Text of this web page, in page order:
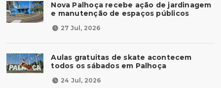
Nova Palhoça recebe ação de jardinagem
e manutenção de espaços públicos
27 Jul, 2026
Aulas gratuitas de skate acontecem
todos os sábados em Palhoça
24 Jul, 2026